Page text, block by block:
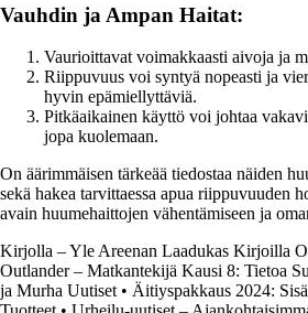
Vauhdin ja Ampan Haitat:
Vaurioittavat voimakkaasti aivoja ja
Riippuvuus voi syntyä nopeasti ja
hyvin epämiellyttäviä.
Pitkäaikainen käyttö voi johtaa
jopa kuolemaan.
On äärimmäisen tärkeää tiedostaa näiden
sekä hakea tarvittaessa apua riippuvuuden
avain huumehaittojen vähentämiseen ja
Kirjolla – Yle Areenan Laadukas Kirjoilla
Outlander – Matkantekijä Kausi 8: Tietoa
ja Murha Uutiset• Äitiyspakkaus 2024: